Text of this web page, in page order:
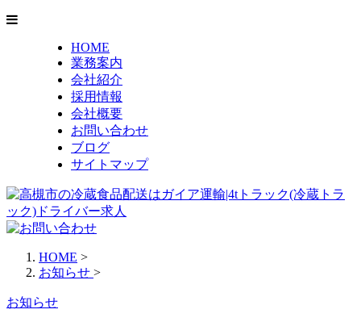
HOME
業務案内
会社紹介
採用情報
会社概要
お問い合わせ
ブログ
サイトマップ
HOME >
お知らせ >
お知らせ